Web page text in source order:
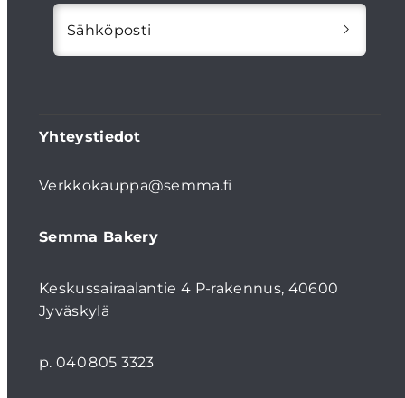
Sähköposti
Yhteystiedot
Verkkokauppa@semma.fi
Semma Bakery
Keskussairaalantie 4 P-rakennus, 40600
Jyväskylä
p. 040 805 3323